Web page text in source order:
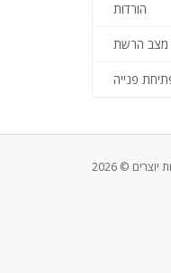
הורדות
מצב הרשת
פנייה